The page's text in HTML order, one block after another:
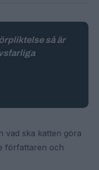
så är
vad ska katten göra
författaren och